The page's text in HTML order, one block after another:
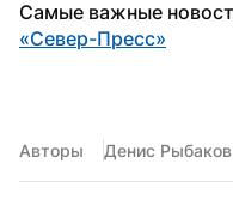
«Север-Пресс»
Авторы Денис Рыбаков